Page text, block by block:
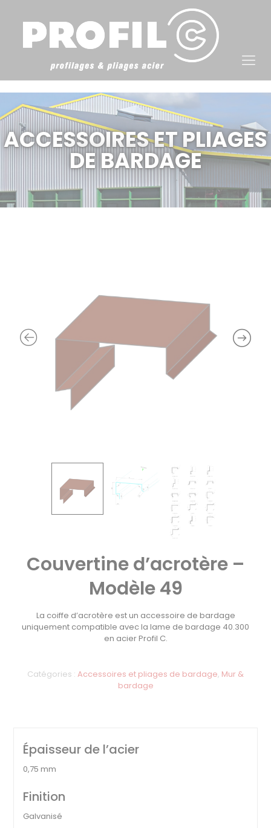
ACCESSOIRES ET PLIAGES
DE BARDAGE
Couvertine d’acrotère –
Modèle 49
La coiffe d’acrotère est un accessoire de bardage
uniquement compatible avec la lame de bardage 40.300
en acier Profil C.
Catégories : Accessoires et pliages de bardage, Mur &
bardage
Épaisseur de l’acier
0,75 mm
Finition
Galvanisé